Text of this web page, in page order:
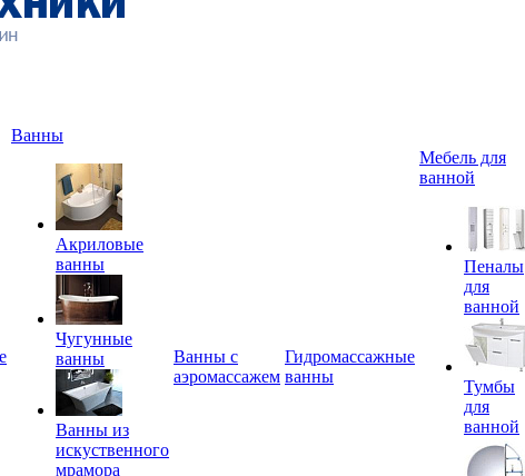
Ванны
Акриловые
ванны
Чугунные
ванны
Ванны из
искуственного
мрамора
Ванны с
аэромассажем
Гидромассажные
ванны
Мебель для
ванной
Пеналы
для
ванной
Тумбы
для
ванной